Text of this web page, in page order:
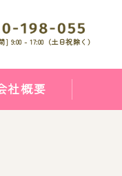
] 9:00 - 17:00（土日祝除く）
社概要